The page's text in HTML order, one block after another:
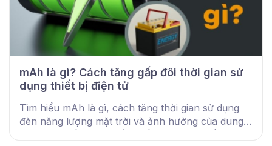
mAh là gì? Cách tăng gấp đôi thời gian sử
dụng thiết bị điện tử
Tìm hiểu mAh là gì, cách tăng thời gian sử dụng
đèn năng lượng mặt trời và ảnh hưởng của dung
lượng pin đến hiệu suất chiếu sáng thực tế.